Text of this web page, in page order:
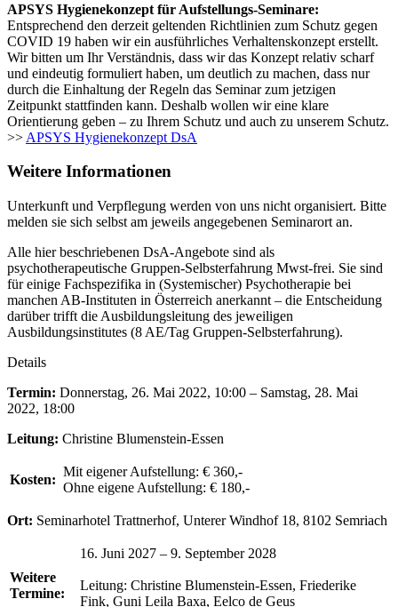
APSYS Hygienekonzept für Aufstellungs-Seminare:
Entsprechend den derzeit geltenden Richtlinien zum Schutz gegen
COVID 19 haben wir ein ausführliches Verhaltenskonzept erstellt.
Wir bitten um Ihr Verständnis, dass wir das Konzept relativ scharf
und eindeutig formuliert haben, um deutlich zu machen, dass nur
durch die Einhaltung der Regeln das Seminar zum jetzigen
Zeitpunkt stattfinden kann. Deshalb wollen wir eine klare
Orientierung geben – zu Ihrem Schutz und auch zu unserem Schutz.
>> APSYS Hygienekonzept DsA
Weitere Informationen
Unterkunft und Verpflegung werden von uns nicht organisiert. Bitte
melden sie sich selbst am jeweils angegebenen Seminarort an.
Alle hier beschriebenen DsA-Angebote sind als
psychotherapeutische Gruppen-Selbsterfahrung Mwst-frei. Sie sind
für einige Fachspezifika in (Systemischer) Psychotherapie bei
manchen AB-Instituten in Österreich anerkannt – die Entscheidung
darüber trifft die Ausbildungsleitung des jeweiligen
Ausbildungsinstitutes (8 AE/Tag Gruppen-Selbsterfahrung).
Details
Termin: Donnerstag, 26. Mai 2022, 10:00 – Samstag, 28. Mai
2022, 18:00
Leitung: Christine Blumenstein-Essen
Kosten:
Mit eigener Aufstellung: € 360,-
Ohne eigene Aufstellung: € 180,-
Ort: Seminarhotel Trattnerhof, Unterer Windhof 18, 8102 Semriach
Weitere
Termine:
16. Juni 2027 – 9. September 2028
Leitung: Christine Blumenstein-Essen, Friederike
Fink, Guni Leila Baxa, Eelco de Geus